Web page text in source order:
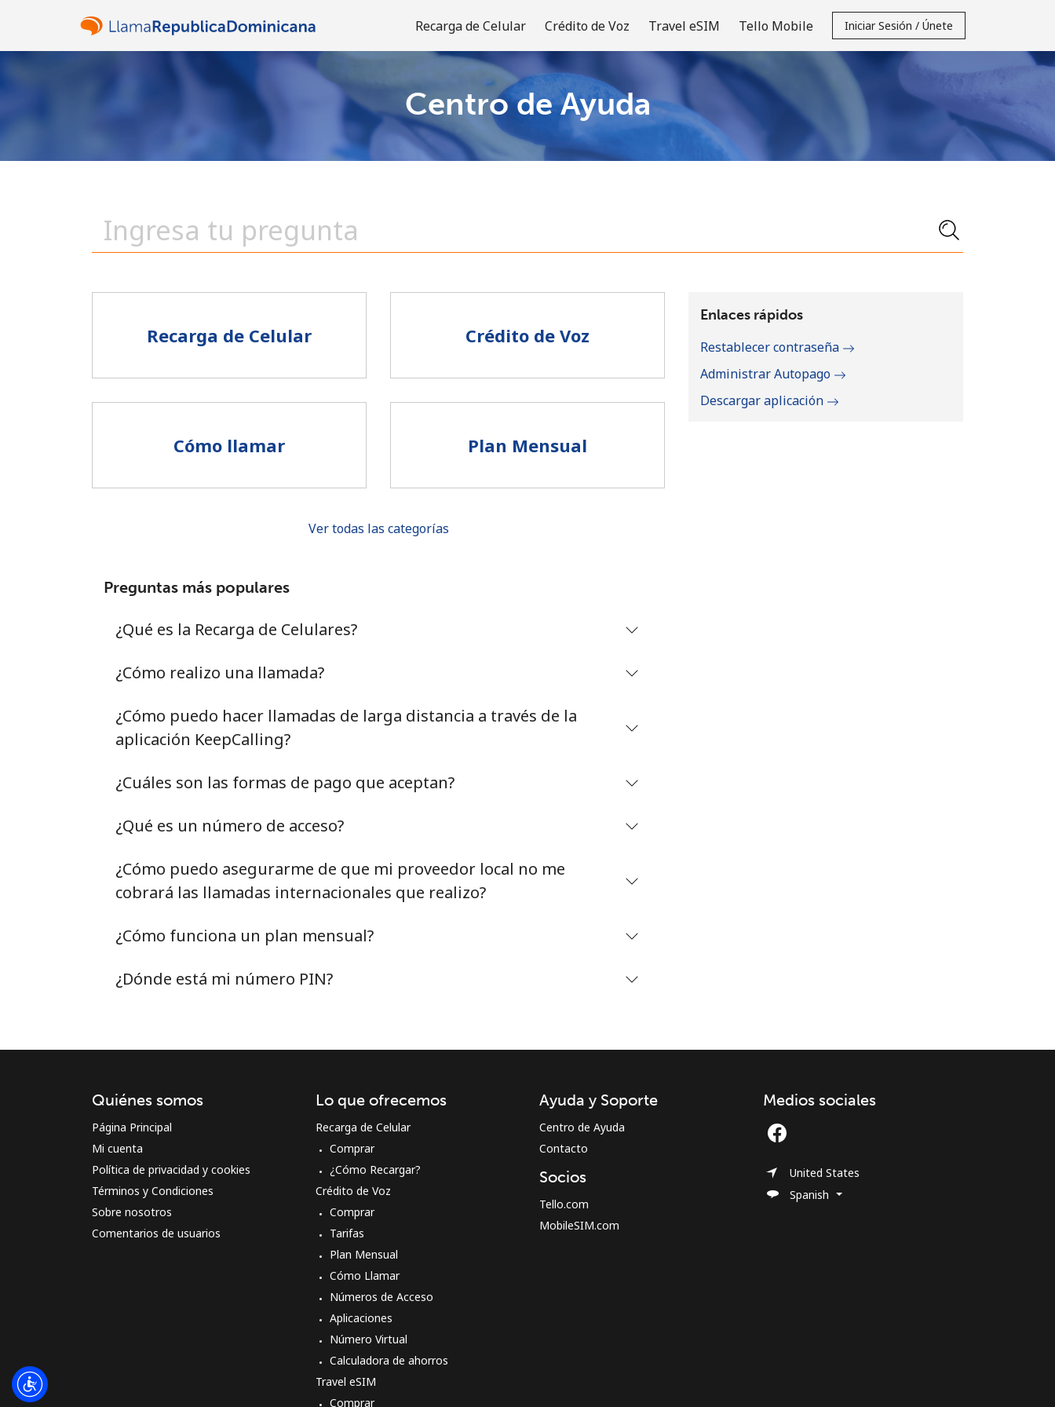
Recarga de Celular Crédito de Voz Travel eSIM Tello Mobile Iniciar Sesión / Únete
¡Bienvenido!
o
Al abrir una cuenta en este sitio web, estoy de
acuerdo con estos
REGÍSTRATE →
Centro de Ayuda
Recarga de Celular Crédito de Voz
Cómo llamar Plan Mensual
Ver todas las categorías
Preguntas más populares
¿Qué es la Recarga de Celulares?
¿Cómo realizo una llamada?
¿Cómo puedo hacer llamadas de larga distancia a través de la
aplicación KeepCalling?
¿Cuáles son las formas de pago que aceptan?
¿Qué es un número de acceso?
¿Cómo puedo asegurarme de que mi proveedor local no me
cobrará las llamadas internacionales que realizo?
¿Cómo funciona un plan mensual?
¿Dónde está mi número PIN?
Enlaces rápidos
Restablecer contraseña
Administrar Autopago
Descargar aplicación
Quiénes somos
Página Principal
Mi cuenta
Política de privacidad y cookies
Términos y Condiciones
Sobre nosotros
Comentarios de usuarios
Lo que ofrecemos
Recarga de Celular
Comprar
¿Cómo Recargar?
Crédito de Voz
Comprar
Tarifas
Plan Mensual
Cómo Llamar
Números de Acceso
Aplicaciones
Número Virtual
Calculadora de ahorros
Travel eSIM
Comprar
Ayuda y Soporte
Centro de Ayuda
Contacto
Socios
Tello.com
MobileSIM.com
Medios sociales
United States
Spanish